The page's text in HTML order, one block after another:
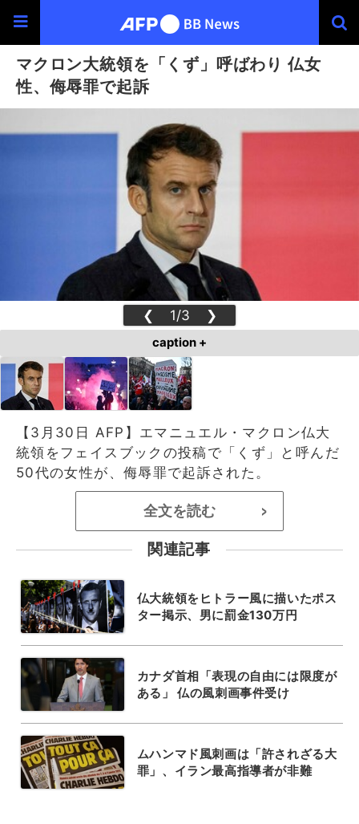
マクロン大統領を「くず」呼ばわり 仏女
性、侮辱罪で起訴
❮ 1/3 ❯
caption +
【3月30日 AFP】エマニュエル・マクロン仏大
統領をフェイスブックの投稿で「くず」と呼んだ
50代の女性が、侮辱罪で起訴された。
全文を読む >
関連記事
仏大統領をヒトラー風に描いたポス
ター掲示、男に罰金130万円
カナダ首相「表現の自由には限度が
ある」 仏の風刺画事件受け
ムハンマド風刺画は「許されざる大
罪」、イラン最高指導者が非難